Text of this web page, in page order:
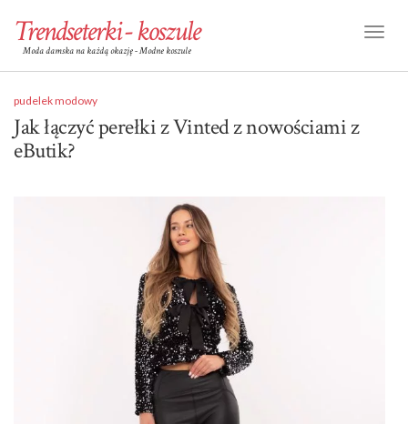
Trendseterki - koszule
Moda damska na każdą okazję - Modne koszule
pudelek modowy
Jak łączyć perełki z Vinted z nowościami z
eButik?